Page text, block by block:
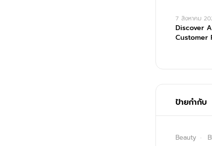
7 สิงหาคม
Discover
Customer
ป้ายกำกับ
Beauty